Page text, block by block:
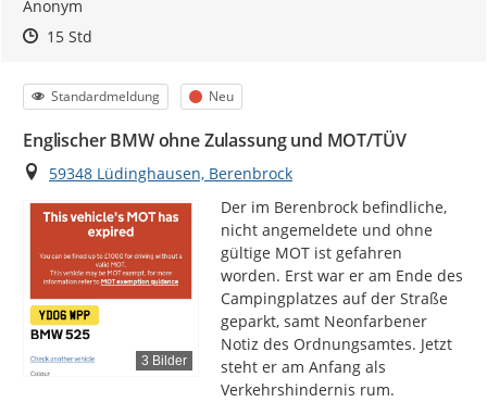
Anonym
Zeitpunkt des Erstellens
Zeitpunkt des Erstellens
15 StdZur Äußerung
Kategorie
Standardmeldung Status
Neu
Englischer BMW ohne Zulassung und MOT/TÜV
Ort
59348 Lüdinghausen, Berenbrock
3 Bilder
Der im Berenbrock befindliche,
nicht angemeldete und ohne
gültige MOT ist gefahren
worden. Erst war er am Ende des
Campingplatzes auf der Straße
geparkt, samt Neonfarbener
Notiz des Ordnungsamtes. Jetzt
steht er am Anfang als
Verkehrshindernis rum.